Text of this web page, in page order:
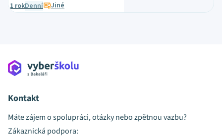
1 rokDenní Jiné
Kontakt
Máte zájem o spolupráci, otázky nebo zpětnou vazbu?
Zákaznická podpora: